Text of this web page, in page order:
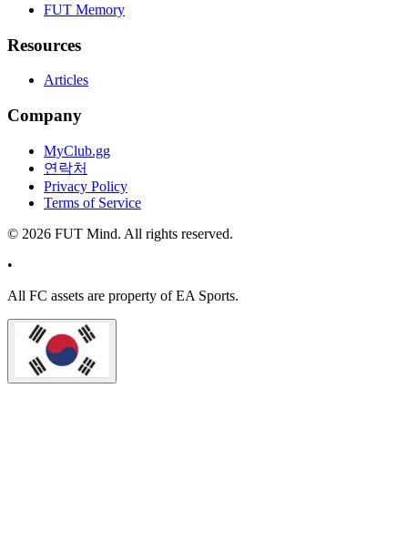
FUT Memory
Resources
Articles
Company
MyClub.gg
연락처
Privacy Policy
Terms of Service
© 2026 FUT Mind. All rights reserved.
•
All FC assets are property of EA Sports.